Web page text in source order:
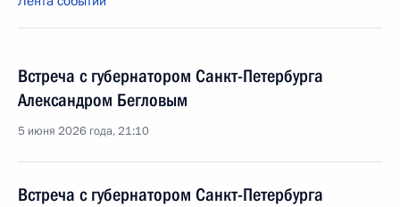
Встреча с губернатором Санкт-Петербурга
Александром Бегловым
5 июня 2026 года, 21:10
Встреча с губернатором Санкт-Петербурга